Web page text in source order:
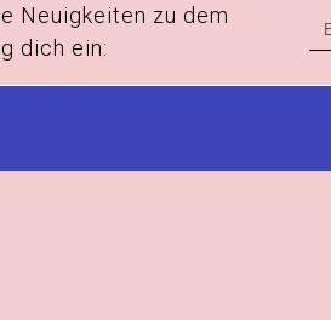
Neuigkeiten zu dem
dich ein: